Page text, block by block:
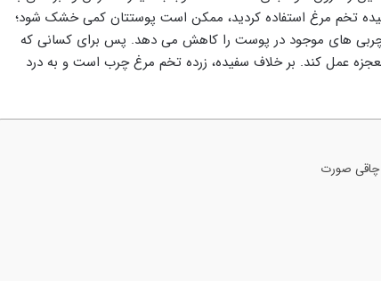
تخم مرغ استفاده کردید، ممکن است پوستتان کمی خشک شود؛
چربی های موجود در پوست را کاهش می دهد. پس برای کسانی که
عمل کند. بر خلاف سفیده، زرده تخم مرغ چرب است و به درد